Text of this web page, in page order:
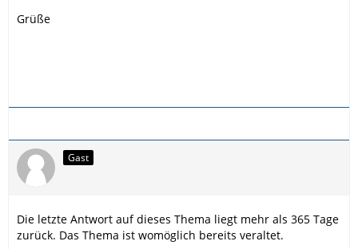
Grüße
Gast
Die letzte Antwort auf dieses Thema liegt mehr als 365 Tage
zurück. Das Thema ist womöglich bereits veraltet.